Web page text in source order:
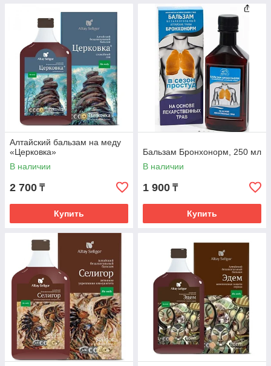
Алтайский бальзам на меду
«Церковка»
В наличии
2 700 ₸
Купить
Бальзам Бронхонорм, 250 мл
В наличии
1 900 ₸
Купить